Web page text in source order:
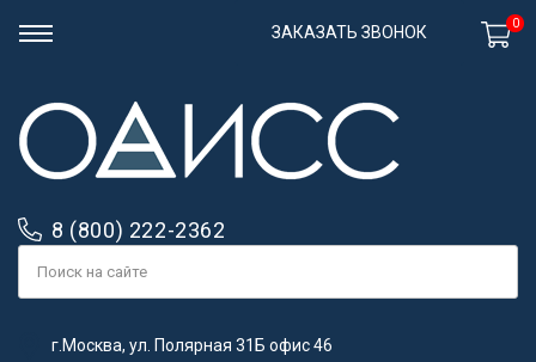
8 (800) 222-2362
г.Москва, ул. Полярная 31Б офис 46
ЗАКАЗАТЬ ЗВОНОК 0